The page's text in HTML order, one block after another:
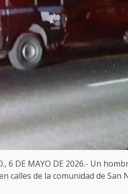
6 DE MAYO DE 2026.- Un
calles de la comunidad de San